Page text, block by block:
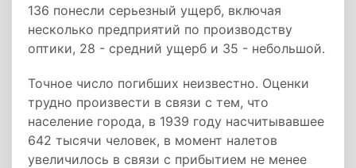
136 понесли серьезный ущерб, включая
несколько предприятий по производству
оптики, 28 - средний ущерб и 35 - небольшой.
Точное число погибших неизвестно. Оценки
трудно произвести в связи с тем, что
население города, в 1939 году насчитывавшее
642 тысячи человек, в момент налетов
увеличилось в связи с прибытием не менее